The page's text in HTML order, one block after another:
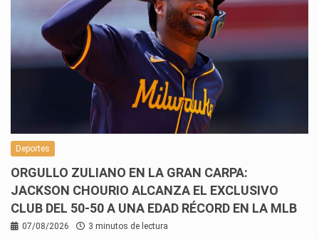
Deportes
ORGULLO ZULIANO EN LA GRAN CARPA:
JACKSON CHOURIO ALCANZA EL EXCLUSIVO
CLUB DEL 50-50 A UNA EDAD RÉCORD EN LA MLB
07/08/2026 3 minutos de lectura